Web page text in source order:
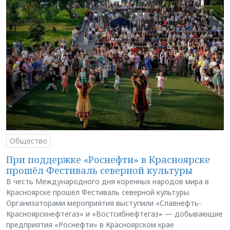
Общество
При поддержке «Роснефти» в Красноярске
прошёл Фестиваль северной культуры
В честь Международного дня коренных народов мира в
Красноярске прошёл Фестиваль северной культуры.
Организаторами мероприятия выступили «Славнефть-
Красноярскнефтегаз» и «Востсибнефтегаз» — добывающие
предприятия «Роснефти» в Красноярском крае